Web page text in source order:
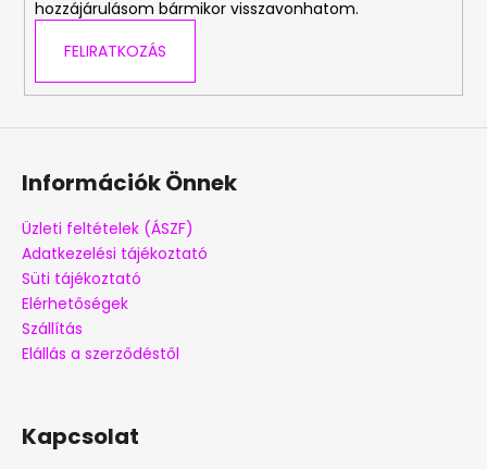
hozzájárulásom bármikor visszavonhatom.
FELIRATKOZÁS
Információk Önnek
Üzleti feltételek (ÁSZF)
Adatkezelési tájékoztató
Süti tájékoztató
Elérhetőségek
Szállítás
Elállás a szerződéstől
Kapcsolat